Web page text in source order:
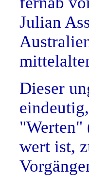
Julian
Dieser
"Werten"
wert ist,